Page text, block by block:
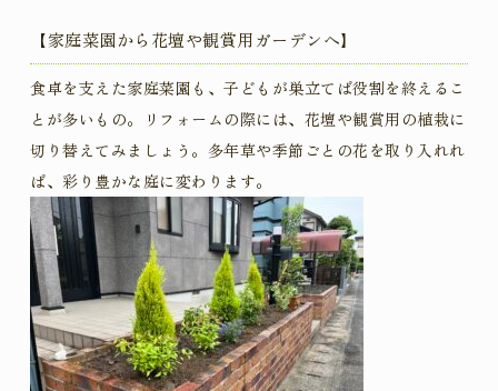
【家庭菜園から花壇や観賞用ガーデンへ】
食卓を支えた家庭菜園も、子どもが巣立てば役割を終えるこ
とが多いもの。リフォームの際には、花壇や観賞用の植栽に
切り替えてみましょう。多年草や季節ごとの花を取り入れれ
ば、彩り豊かな庭に変わります。